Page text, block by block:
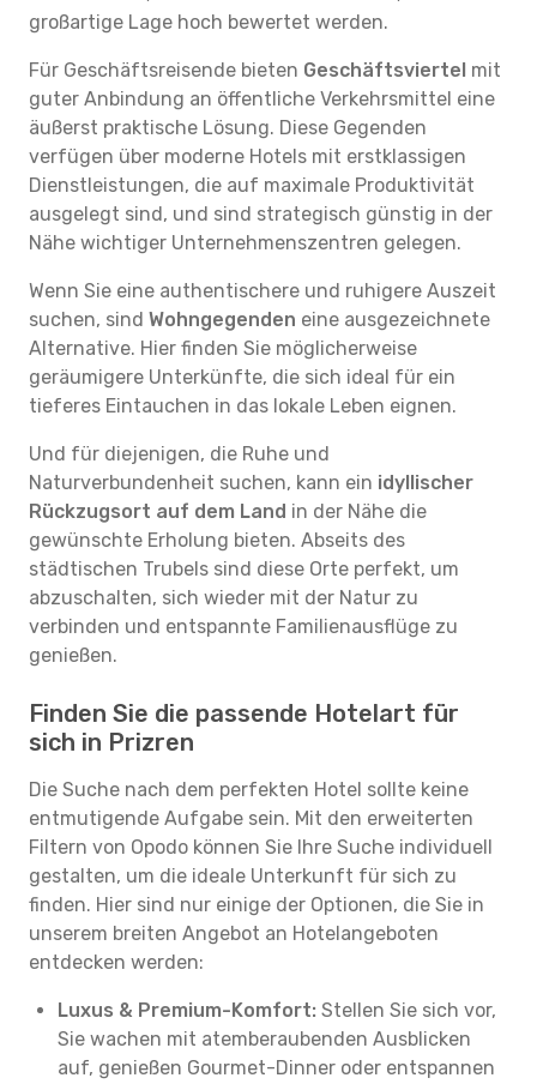
großartige Lage hoch bewertet werden.
Für Geschäftsreisende bieten Geschäftsviertel mit
guter Anbindung an öffentliche Verkehrsmittel eine
äußerst praktische Lösung. Diese Gegenden
verfügen über moderne Hotels mit erstklassigen
Dienstleistungen, die auf maximale Produktivität
ausgelegt sind, und sind strategisch günstig in der
Nähe wichtiger Unternehmenszentren gelegen.
Wenn Sie eine authentischere und ruhigere Auszeit
suchen, sind Wohngegenden eine ausgezeichnete
Alternative. Hier finden Sie möglicherweise
geräumigere Unterkünfte, die sich ideal für ein
tieferes Eintauchen in das lokale Leben eignen.
Und für diejenigen, die Ruhe und
Naturverbundenheit suchen, kann ein idyllischer
Rückzugsort auf dem Land in der Nähe die
gewünschte Erholung bieten. Abseits des
städtischen Trubels sind diese Orte perfekt, um
abzuschalten, sich wieder mit der Natur zu
verbinden und entspannte Familienausflüge zu
genießen.
Finden Sie die passende Hotelart für
sich in Prizren
Die Suche nach dem perfekten Hotel sollte keine
entmutigende Aufgabe sein. Mit den erweiterten
Filtern von Opodo können Sie Ihre Suche individuell
gestalten, um die ideale Unterkunft für sich zu
finden. Hier sind nur einige der Optionen, die Sie in
unserem breiten Angebot an Hotelangeboten
entdecken werden:
Luxus & Premium-Komfort: Stellen Sie sich vor,
Sie wachen mit atemberaubenden Ausblicken
auf, genießen Gourmet-Dinner oder entspannen